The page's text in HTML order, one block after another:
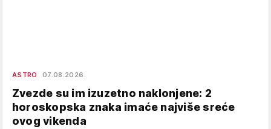
ASTRO 07.08.2026.
Zvezde su im izuzetno naklonjene: 2
horoskopska znaka imaće najviše sreće
ovog vikenda